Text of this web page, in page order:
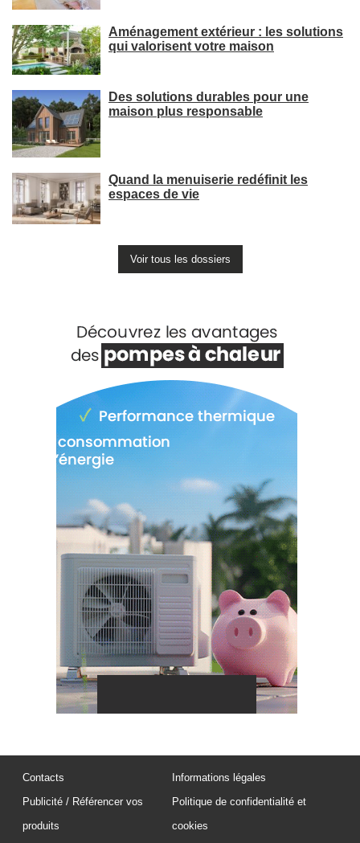
Aménagement extérieur : les solutions
qui valorisent votre maison
Des solutions durables pour une
maison plus responsable
Quand la menuiserie redéfinit les
espaces de vie
Voir tous les dossiers
Contacts
Publicité / Référencer vos
produits
Informations légales
Politique de confidentialité et
cookies